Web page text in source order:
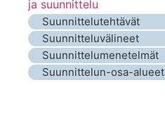
ja suunnittelu
Suunnittelutehtävät
Suunnitteluvälineet
Suunnittelumenetelmät
Suunnittelun-osa-alueet